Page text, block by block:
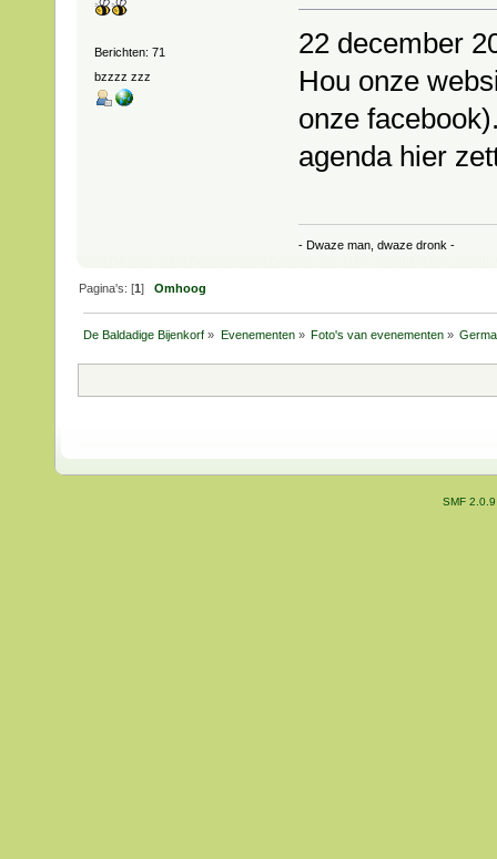
Berichten: 71
bzzzz zzz
22 december
Hou onze
onze
agenda hier
- Dwaze man, dwaze dronk -
Pagina's: [1]Omhoog
De Baldadige Bijenkorf » Evenementen» Foto's van evenementen»
SMF 2.0.9